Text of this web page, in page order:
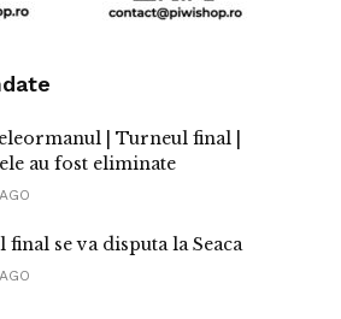
| Turneul final |
au fost eliminate
final se va disputa la Seaca